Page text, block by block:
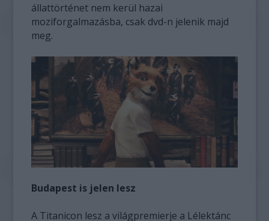
állattörténet nem kerül hazai
moziforgalmazásba, csak dvd-n jelenik majd
meg.
Budapest is jelen lesz
A Titanicon lesz a világpremierje a Lélektánc